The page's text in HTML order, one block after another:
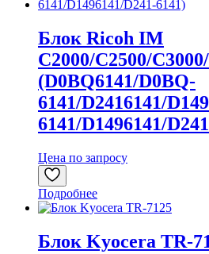
Блок Ricoh IM
C2000/C2500/
(D0BQ6141/D0BQ-
6141/D2416141/
6141/D1496141/
Цена по запросу
Подробнее
Блок Kyocera TR-